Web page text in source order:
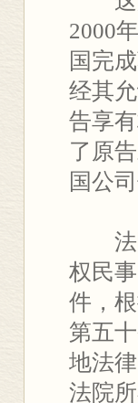
2000
国完
经其
告享
了原
国公
法院
权民
件，
第五
地法
法院